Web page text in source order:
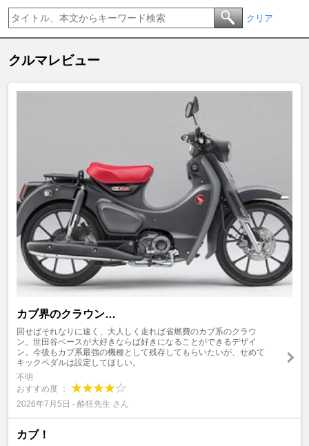
クリア
クルマレビュー
カブ界のクラウン…
回せばそれなりに速く、大人しく走れば省燃費のカブ系のクラウ
ン。世田谷ベースが大好きならば好きになることができるデザイ
ン。今後もカブ系最強の機種として残存してもらいたいが、せめて
キックペダルは設定してほしい。
不明
おすすめ度 ：
2026年7月5日 - 酔狂先生 さん
カブ！